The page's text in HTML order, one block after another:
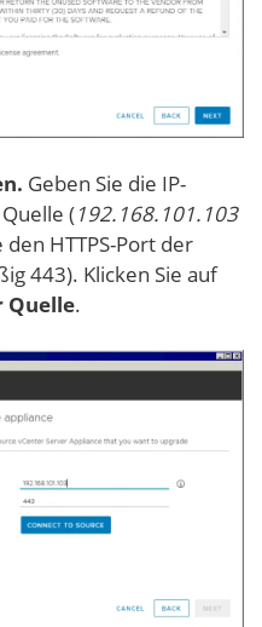
Geben Sie die IP-
(192.168.101.103
HTTPS-Port der
443). Klicken Sie auf
Quelle.